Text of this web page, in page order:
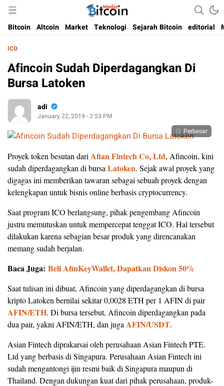
Bitcoin Media Indonesia
Media Bitcoin dan Cryptocurrency, dan Blockchain di Indonesia
Bitcoin Altcoin Market Teknologi Sejarah Bitcoin editorial
ICO
Afincoin Sudah Diperdagangkan Di
Bursa Latoken
adi
January 22, 2019 - 2:53 PM
Perbesar
Proyek token besutan dari Afian Fintech Co, Ltd, Afincoin, kini
sudah diperdagangkan di bursa Latoken. Sejak awal proyek yang
digagas ini memberikan tawaran sebagai sebuah proyek dengan
kelengkapan untuk bisnis online berbasis cryptocurrency.
Saat program ICO berlangsung, pihak pengembang Afincoin
justru memutuskan untuk mempercepat tenggat ICO. Hal tersebut
dilakukan karena sebagian besar produk yang direncanakan
memang sudah berjalan.
Baca Juga: Beli AfinKeyWallet, Dapatkan Diskon 50%
Saat tulisan ini dibuat, Afincoin yang diperdagangkan di bursa
kripto Latoken bernilai sekitar 0,0028 ETH per 1 AFIN di pair
AFIN/ETH. Di bursa tersebut, Afincoin diperdagangkan pada
dua pair, yakni AFIN/ETH, dan juga AFIN/USDT.
Asian Fintech diprakarsai oleh perusahaan Asian Fintech PTE.
Ltd yang berbasis di Singapura. Perusahaan Asian Fintech ini
sudah mengantongi ijin resmi baik di Singapura maupun di
Thailand. Dengan dukungan kuat dari pihak perusahaan, produk-